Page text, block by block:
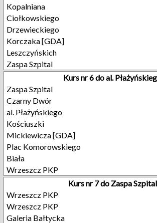
Kopalniana
Ciołkowskiego
Drzewieckiego
Korczaka [GDA]
Leszczyńskich
Zaspa Szpital
Kurs nr 6 do al.
Zaspa Szpital
Czarny Dwór
al. Płażyńskiego
Kościuszki
Mickiewicza [GDA]
Plac Komorowskiego
Biała
Wrzeszcz PKP
Kurs nr 7 do Zaspa Szpital
Wrzeszcz PKP
Wrzeszcz PKP
Galeria Bałtycka